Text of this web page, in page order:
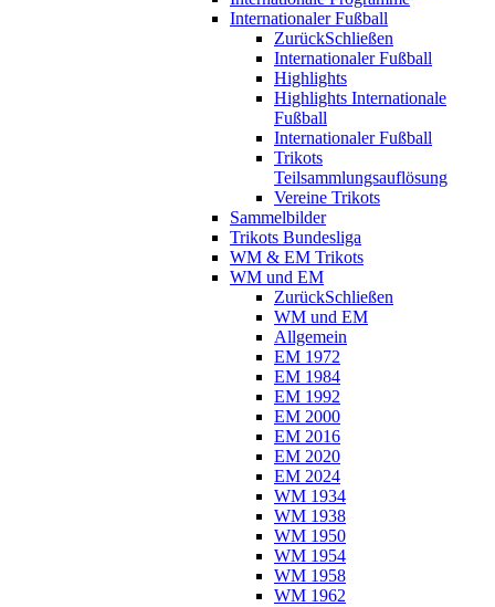
Internationaler Fußball
ZurückSchließen
Internationaler Fußball
Highlights
Highlights Internationale
Fußball
Internationaler Fußball
Trikots
Teilsammlungsauflösung
Vereine Trikots
Sammelbilder
Trikots Bundesliga
WM & EM Trikots
WM und EM
ZurückSchließen
WM und EM
Allgemein
EM 1972
EM 1984
EM 1992
EM 2000
EM 2016
EM 2020
EM 2024
WM 1934
WM 1938
WM 1950
WM 1954
WM 1958
WM 1962